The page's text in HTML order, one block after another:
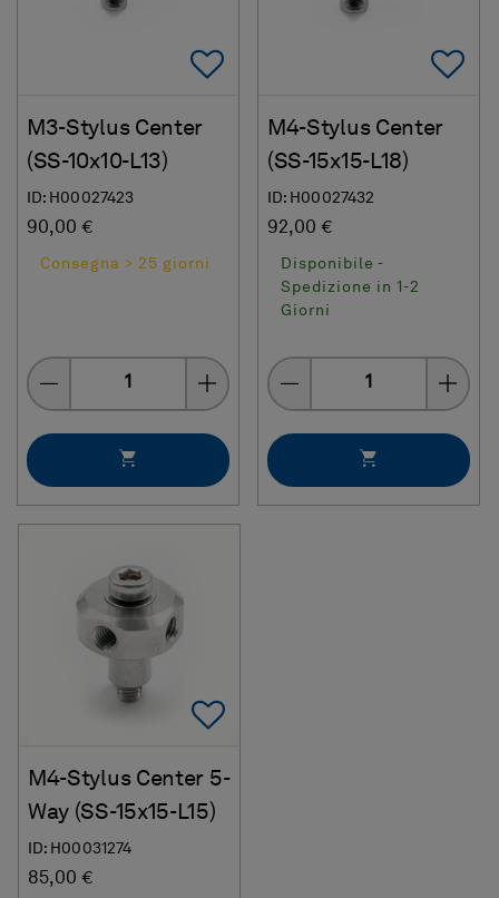
Add To Favorites
M3-Stylus Center
(SS-10x10-L13)
ID: H00027423
90,00 €
Consegna > 25 giorni
Quantity
M4-Stylus Center
(SS-15x15-L18)
ID: H00027432
92,00 €
Disponibile -
Spedizione in 1-2
Giorni
Quantity
Add To Favorites
M4-Stylus Center 5-
Way (SS-15x15-L15)
ID: H00031274
85,00 €